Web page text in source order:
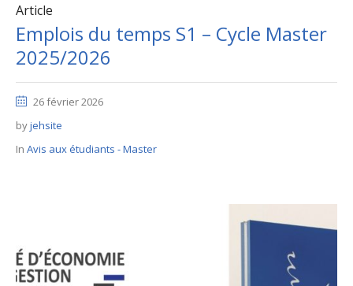
Article
Emplois du temps S1 – Cycle Master
2025/2026
26 février 2026
byjehsite
In Avis aux étudiants - Master